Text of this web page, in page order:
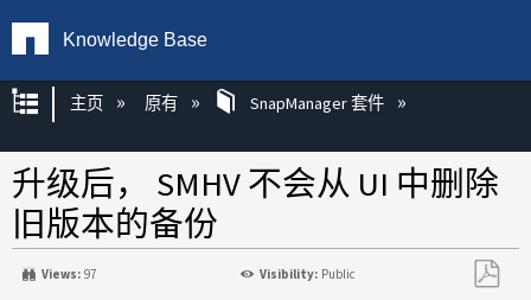
Knowledge Base
扩展/隐缩全局层次
主页 原有 SnapManager 套件
升级后， SMHV 不会从 UI 中删除
旧版本的备份
Views: 97 Visibility: Public